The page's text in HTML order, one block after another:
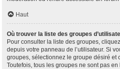
Haut
Où trouver la liste des groupes
Pour consulter la liste des groupes,
depuis votre panneau de l’utilisateur. Si
groupes, sélectionnez le groupe désiré et
Toutefois, tous les groupes ne sont pas